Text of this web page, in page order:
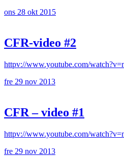
ons 28 okt 2015
CFR-video #2
httpv://www.youtube.com/
fre 29 nov 2013
CFR – video #1
httpv://www.youtube.com/
fre 29 nov 2013